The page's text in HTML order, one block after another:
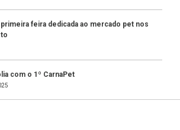
feira dedicada ao mercado pet nos
com o 1º CarnaPet